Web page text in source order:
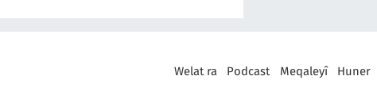
Welat ra Podcast Meqaleyî Huner